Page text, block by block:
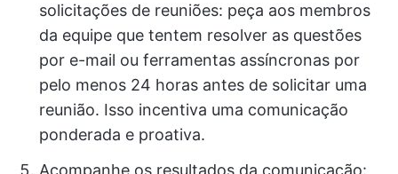
solicitações de reuniões: peça aos membros
da equipe que tentem resolver as questões
por e-mail ou ferramentas assíncronas por
pelo menos 24 horas antes de solicitar uma
reunião. Isso incentiva uma comunicação
ponderada e proativa.
Acompanhe os resultados da comunicação: